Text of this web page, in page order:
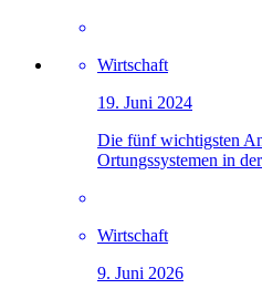
Wirtschaft
19. Juni 2024
Die fünf wichtigsten
Ortungssystemen in
Wirtschaft
9. Juni 2026